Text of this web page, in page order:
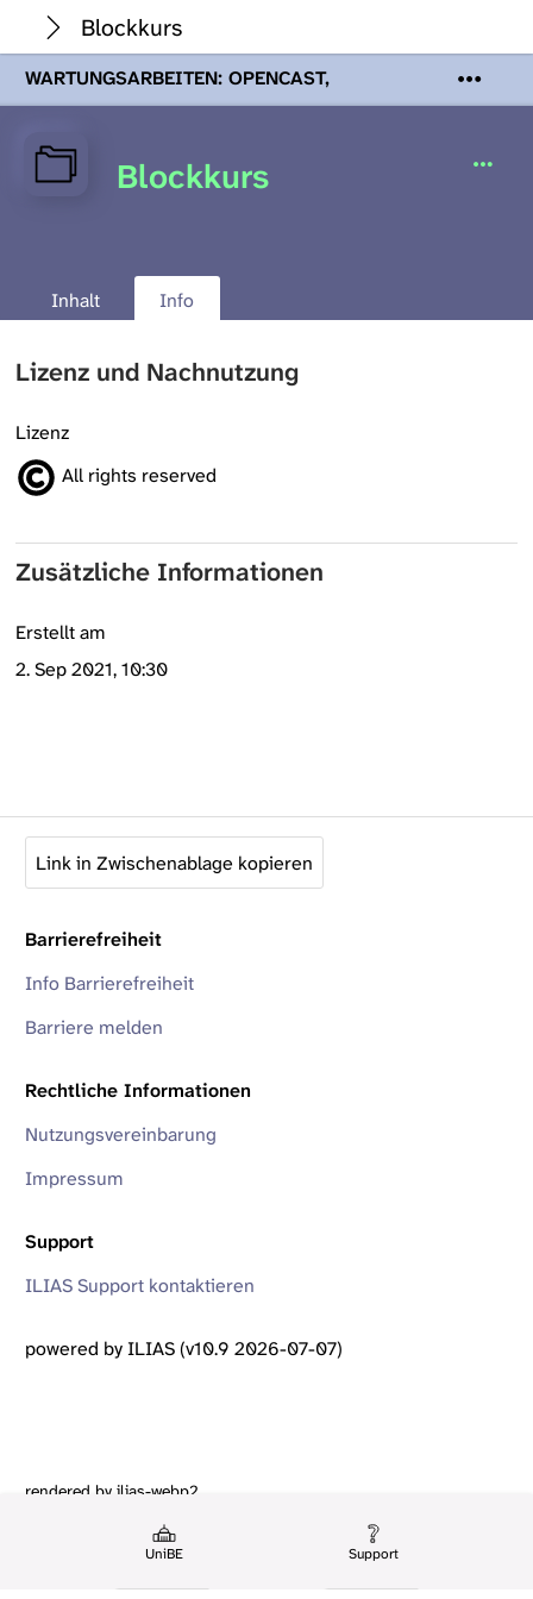
Blockkurs
WARTUNGSARBEITEN: OPENCAST,
PODCASTS & TOBIRA
Mi 19. August
Wartungsarbeiten an den Opencast-
Servern werden Ihnen Podcasts,
UniBE Support
Blockkurs
Inhalt Info
Lizenz und Nachnutzung
Lizenz
All rights reserved
Zusätzliche Informationen
Erstellt am
2. Sep 2021, 10:30
Link in Zwischenablage kopieren
Barrierefreiheit
Info Barrierefreiheit
Barriere melden
Rechtliche Informationen
Nutzungsvereinbarung
Impressum
Support
ILIAS Support kontaktieren
powered by ILIAS (v10.9 2026-07-07)
rendered by ilias-webp2